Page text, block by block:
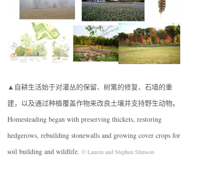
▲自耕生活始于对灌丛的保留、树篱的修复、石墙的重
建，以及通过种植覆盖作物来改良土壤并支持野生动物。
Homesteading began with preserving thickets, restoring
hedgerows, rebuilding stonewalls and growing cover crops for
soil building and wildlife. © Lauren and Stephen Stimson